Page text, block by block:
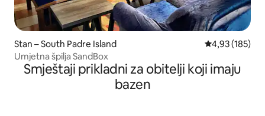
Stan – South Padre Island Prosječna
4,93 (185)
Umjetna špilja SandBox
Smještaji prikladni za obitelji koji imaju
bazen